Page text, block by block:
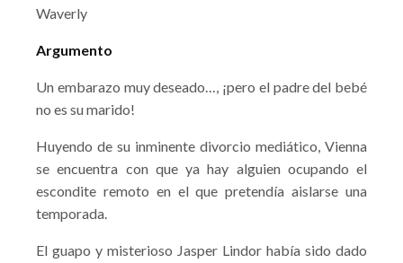
Waverly
Argumento
Un embarazo muy deseado…, ¡pero el padre del bebé
no es su marido!
Huyendo de su inminente divorcio mediático, Vienna
se encuentra con que ya hay alguien ocupando el
escondite remoto en el que pretendía aislarse una
temporada.
El guapo y misterioso Jasper Lindor había sido dado